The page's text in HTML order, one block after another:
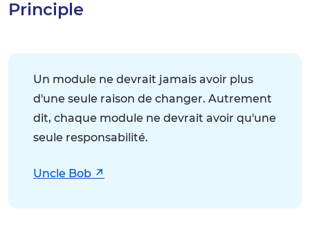
Principle
Un module ne devrait jamais avoir plus
d'une seule raison de changer. Autrement
dit, chaque module ne devrait avoir qu'une
seule responsabilité.
Uncle Bob